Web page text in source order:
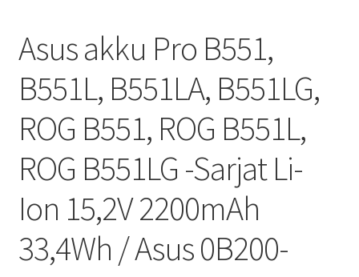
Asus akku Pro B551,
B551L, B551LA, B551LG,
ROG B551, ROG B551L,
ROG B551LG -Sarjat Li-
Ion 15,2V 2200mAh
33,4Wh / Asus 0B200-